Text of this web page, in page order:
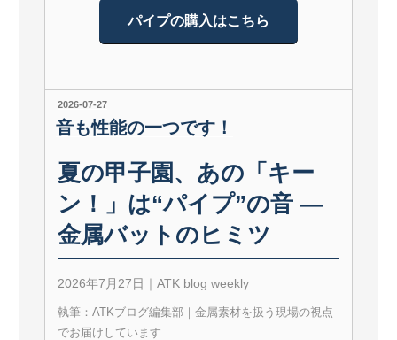
パイプの購入はこちら
投
稿
日:
2026-07-27
音も性能の一つです！
夏の甲子園、あの「キー
ン！」は“パイプ”の音 ―
金属バットのヒミツ
2026年7月27日｜ATK blog weekly
執筆：ATKブログ編集部｜金属素材を扱う現場の視点
でお届けしています